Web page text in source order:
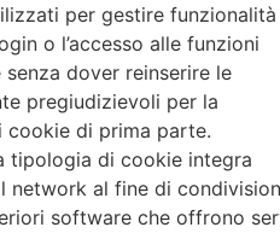
per gestire funzionalità
o l’accesso alle funzioni
dover reinserire le
pregiudizievoli per la
cookie di prima parte.
tipologia di cookie integra
network al fine di
software che offrono